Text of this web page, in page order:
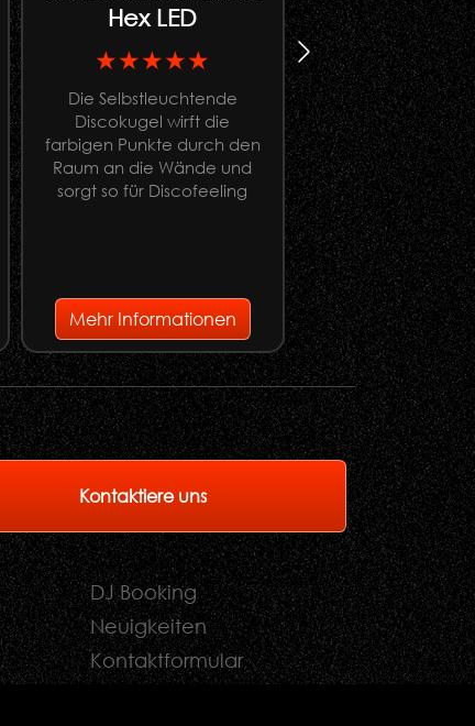
Hex LED
★★★★★
Die Selbstleuchtende
Discokugel wirft die
farbigen Punkte durch den
Raum an die Wände und
sorgt so für Discofeeling
Mehr Informationen
Apesticks
Lichtständer für
Montage von
(Apestick 4,
Apestick
Mehr
Kontaktiere uns
DJ Booking
Neuigkeiten
Kontaktformular